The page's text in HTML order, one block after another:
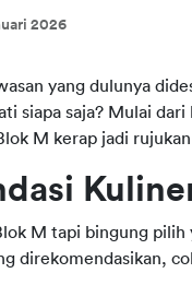
2026
yang dulunya
siapa saja? Mulai
M kerap jadi
M tapi bingung
direkomendasikan,